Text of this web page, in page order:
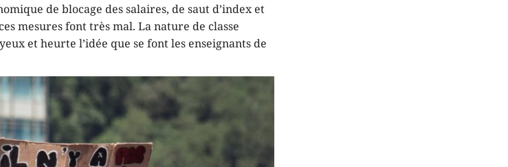
de blocage des salaires, de saut d’index et
mesures font très mal. La nature de classe
et heurte l’idée que se font les enseignants de